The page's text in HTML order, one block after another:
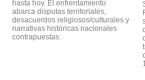
hasta hoy. El enfrentamiento
abarca disputas territoriales,
desacuerdos religiosos/culturales y
narrativas históricas nacionales
contrapuestas.